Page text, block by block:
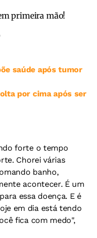
primeira mão!
saúde após tumor
por cima após ser
forte o tempo
Chorei várias
banho,
acontecer. É um
essa doença. E é
em dia está tendo
fica com medo",